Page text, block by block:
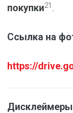
покупки21 .
Ссылка на
https://
Дисклеймеры